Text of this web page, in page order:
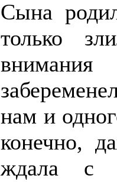
Сына
только
нам и
конечно,
ждала с